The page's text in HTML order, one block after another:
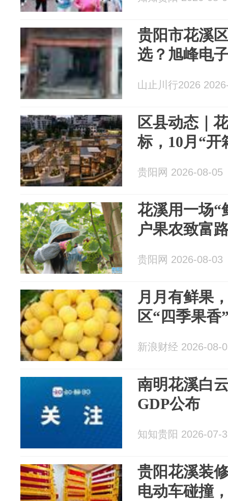
贵阳市花溪
选？旭峰电
山止川行2026
区县动态｜
标，10月“开
贵阳网 2026-08-05
花溪用一场“
户果农致富
贵阳网 2026-08-03
月月有鲜果
区“四季果香
新浪财经 2026-08-
南明花溪白
GDP公布
知知贵阳 2026-07-
贵阳花溪装
电动车碰撞